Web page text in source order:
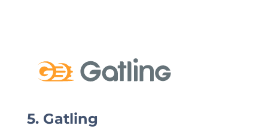
5. Gatling